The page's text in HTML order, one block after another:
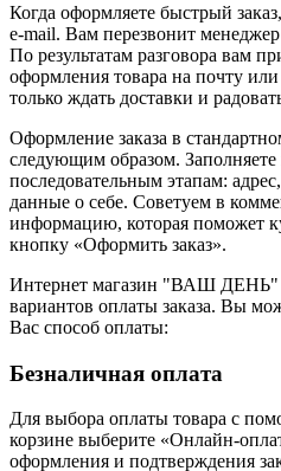
Когда оформляете быстрый
e-mail. Вам перезвонит менеджер
По результатам разговора вам
оформления товара на почту
только ждать доставки и
Оформление заказа в
следующим образом.
последовательным этапам:
данные о себе. Советуем в
информацию, которая поможет
кнопку «Оформить заказ».
Интернет магазин "ВАШ ДЕНЬ"
вариантов оплаты заказа. Вы
Вас способ оплаты:
Безналичная оплата
Для выбора оплаты товара с
корзине выберите «Онлайн-
оформления и подтверждения